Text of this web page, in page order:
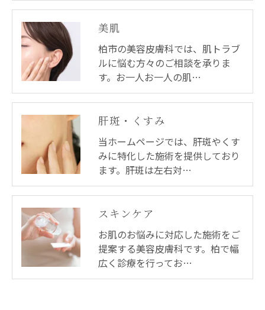
美肌
柏市の美容皮膚科では、肌トラブ
ルに悩む方々のご相談を承りま
す。お一人お一人の肌…
肝斑・くすみ
当ホームページでは、肝斑やくす
みに特化した施術を提供しており
ます。肝斑は左右対…
スキンケア
お肌のお悩みに対応した施術をご
提案する美容皮膚科です。柏で幅
広く診療を行ってお…